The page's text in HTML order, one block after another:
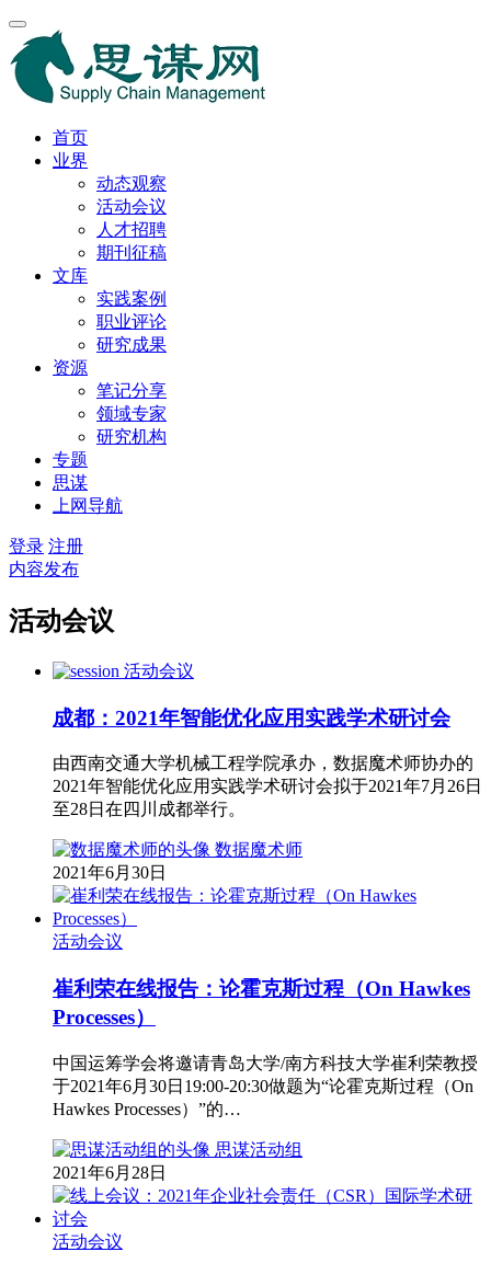
首页
业界
动态观察
活动会议
人才招聘
期刊征稿
文库
实践案例
职业评论
研究成果
资源
笔记分享
领域专家
研究机构
专题
思谋
上网导航
登录 注册
内容发布
活动会议
活动会议
成都：2021年智能优化应用实践学术研讨会
由西南交通大学机械工程学院承办，数据魔术师协办的
2021年智能优化应用实践学术研讨会拟于2021年7月26日
至28日在四川成都举行。
数据魔术师
2021年6月30日
活动会议
崔利荣在线报告：论霍克斯过程（On Hawkes
Processes）
中国运筹学会将邀请青岛大学/南方科技大学崔利荣教授
于2021年6月30日19:00-20:30做题为“论霍克斯过程（On
Hawkes Processes）”的…
思谋活动组
2021年6月28日
活动会议